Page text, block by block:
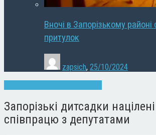
Вночі в Запорізькому районі
притулок
zapsich, 25/10/2024
Запорізькі дитсадки
співпрацю з депутатами